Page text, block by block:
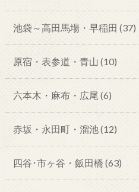
池袋～高田馬場・早稲田 (37)
原宿・表参道・青山 (10)
六本木・麻布・広尾 (6)
赤坂・永田町・溜池(12)
四谷･市ヶ谷・飯田橋 (63)